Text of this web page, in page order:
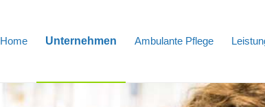
Home Unternehmen Ambulante Pflege